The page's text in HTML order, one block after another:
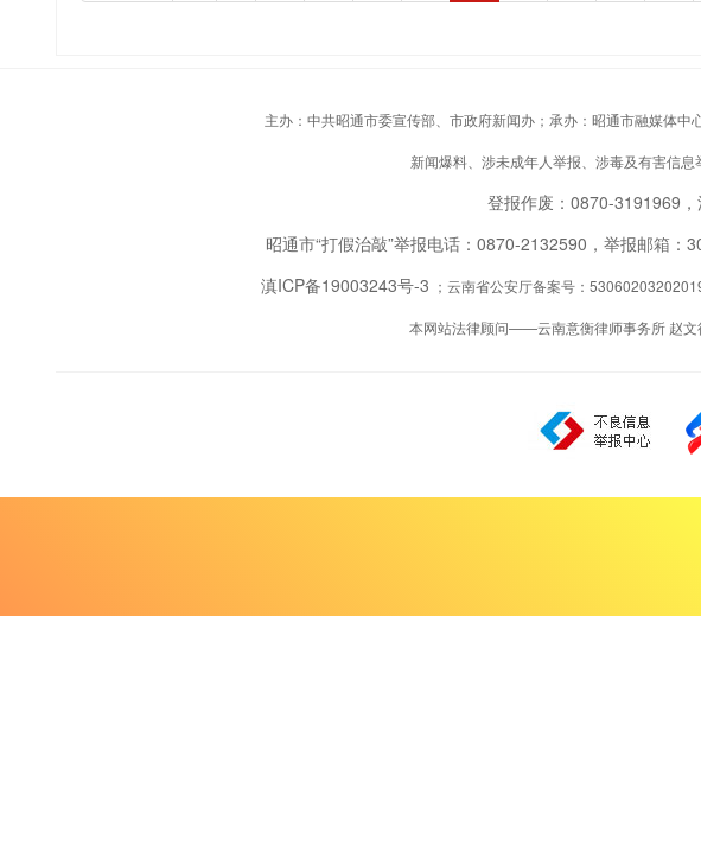
主办：中共昭通市委宣传部、市政府新闻办；承办：昭通市融媒体
新闻爆料、涉未成年人举报、涉毒及有害信
登报作废：0870-3191969
昭通市“打假治敲”举报电话：0870-2132590，举报邮箱：
滇ICP备19003243号-3 ；云南省公安厅备案号：
本网站法律顾问——云南意衡律师事务所 赵文